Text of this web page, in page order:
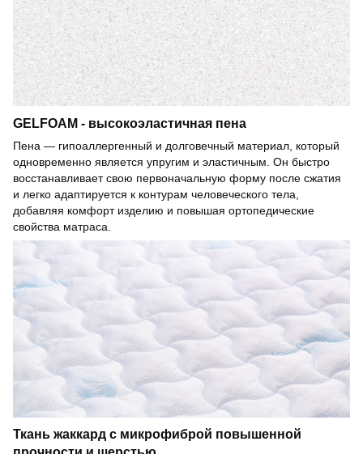
GELFOAM - высокоэластичная пена
Пена — гипоаллергенный и долговечный материал, который
одновременно является упругим и эластичным. Он быстро
восстанавливает свою первоначальную форму после сжатия
и легко адаптируется к контурам человеческого тела,
добавляя комфорт изделию и повышая ортопедические
свойства матраса.
Ткань жаккард с микрофиброй повышенной